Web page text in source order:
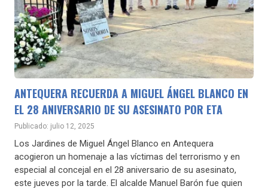
ANTEQUERA RECUERDA A MIGUEL ÁNGEL BLANCO EN
EL 28 ANIVERSARIO DE SU ASESINATO POR ETA
Publicado: julio 12, 2025
Los Jardines de Miguel Ángel Blanco en Antequera
acogieron un homenaje a las víctimas del terrorismo y en
especial al concejal en el 28 aniversario de su asesinato,
este jueves por la tarde. El alcalde Manuel Barón fue quien